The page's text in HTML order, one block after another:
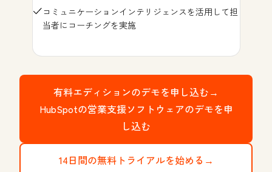
コミュニケーションインテリジェンスを活用して担
当者にコーチングを実施
有料エディションのデモを申し込む→
HubSpotの営業支援ソフトウェアのデモを申
し込む
14日間の無料トライアルを始める→